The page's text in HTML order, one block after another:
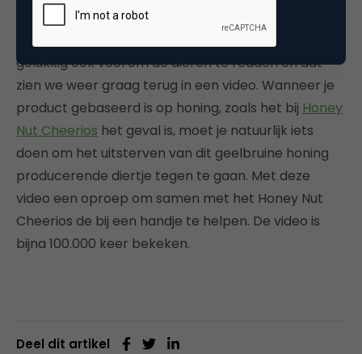
Door toedoen van mensen worden verschillende
gelukkig ook veel om de dieren te redden en dat
zien we weer graag terug in een video. Wanneer je
product gebaseerd is op honing, zoals het bij Honey
Nut Cheerios het geval is, moet je natuurlijk iets
doen om het uitsterven van dit geelbruine honing
producerende diertje tegen te gaan. Met deze
video een oproep om samen met het Honey Nut
Cheerios de bij een handje te helpen. De video is
bijna 100.000 keer bekeken.
Deel dit artikel